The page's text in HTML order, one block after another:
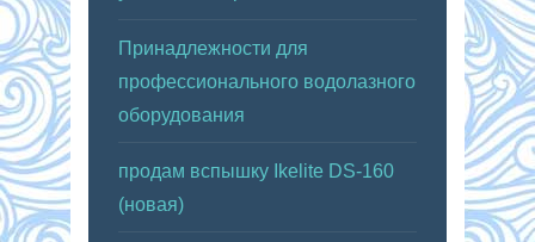
Принадлежности для
профессионального водолазного
оборудования
продам вспышку Ikelite DS-160
(новая)